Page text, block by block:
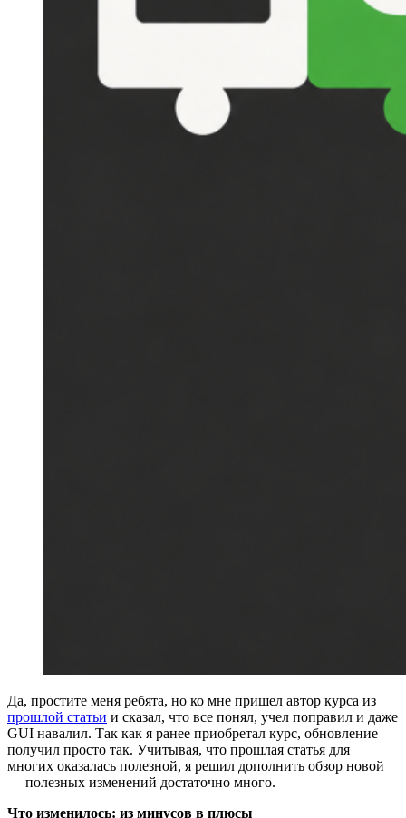
Да, простите меня ребята, но ко мне пришел автор курса из
прошлой статьи и сказал, что все понял, учел поправил и даже
GUI навалил. Так как я ранее приобретал курс, обновление
получил просто так. Учитывая, что прошлая статья для
многих оказалась полезной, я решил дополнить обзор новой
— полезных изменений достаточно много.
Что изменилось: из минусов в плюсы